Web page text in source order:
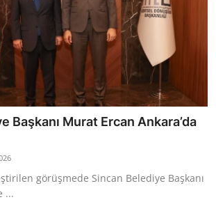
Başkanı Murat Ercan Ankara’da
görüşmede Sincan Belediye Başkanı
...